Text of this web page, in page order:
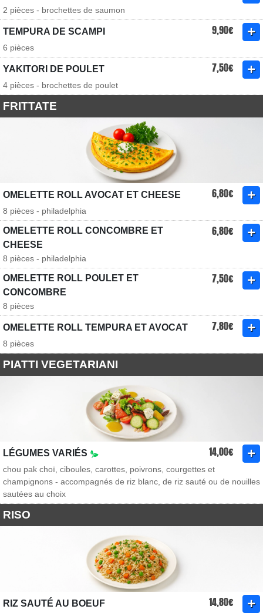
2 pièces - brochettes de saumon
TEMPURA DE SCAMPI 9,90€
6 pièces
YAKITORI DE POULET 7,50€
4 pièces - brochettes de poulet
FRITTATE
OMELETTE ROLL AVOCAT ET CHEESE 6,80€
8 pièces - philadelphia
OMELETTE ROLL CONCOMBRE ET
CHEESE
6,80€
8 pièces - philadelphia
OMELETTE ROLL POULET ET
CONCOMBRE
7,50€
8 pièces
OMELETTE ROLL TEMPURA ET AVOCAT 7,80€
8 pièces
PIATTI VEGETARIANI
LÉGUMES VARIÉS 14,00€
chou pak choï, ciboules, carottes, poivrons, courgettes et
champignons - accompagnés de riz blanc, de riz sauté ou de nouilles
sautées au choix
RISO
RIZ SAUTÉ AU BOEUF 14,80€